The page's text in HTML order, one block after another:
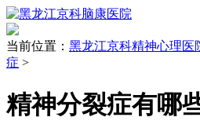
当前位置： 黑龙江京科精神心理医
症 >
精神分裂症有哪